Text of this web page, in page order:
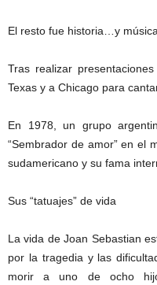
El resto fue historia…y música.
Tras realizar
Texas y a Chicago para
En 1978, un grupo
“Sembrador de amor” en el
sudamericano y su fama
Sus “tatuajes” de vida
La vida de Joan Sebastian
por la tragedia y las
morir a uno de ocho